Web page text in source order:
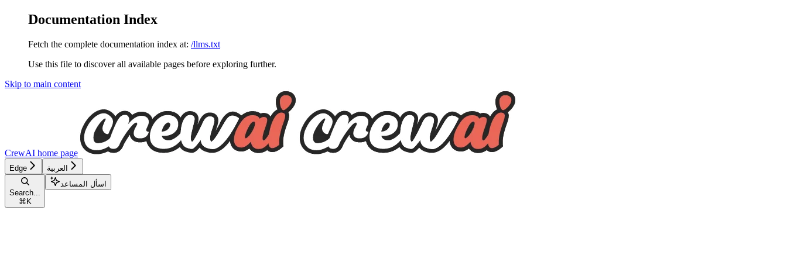
Documentation Index
Fetch the complete documentation index at: /llms.txt
Use this file to discover all available pages before exploring further.
Skip to main content
CrewAI home page
Edge العربية
Search...
⌘ K
اسأل المساعد